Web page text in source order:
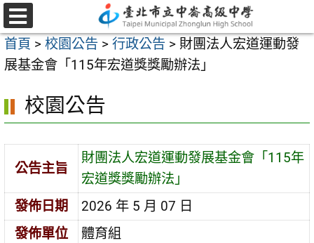
跳
至
主
要
容
選
單
首頁 > 校園公告 > 行政公告 > 財團法人宏道運動發
展基金會「115年宏道獎獎勵辦法」
校園公告
公告主旨
財團法人宏道運動發展基金會「115年
宏道獎獎勵辦法」
發佈日期
2026 年 5 月 07 日
發佈單位
體育組